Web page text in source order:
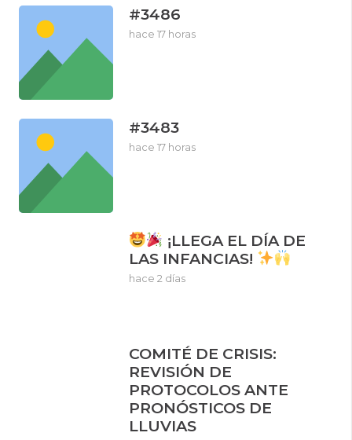
#3486
hace 17 horas
#3483
hace 17 horas
¡LLEGA EL DÍA DE
LAS INFANCIAS!
hace 2 días
COMITÉ DE CRISIS:
REVISIÓN DE
PROTOCOLOS ANTE
PRONÓSTICOS DE
LLUVIAS